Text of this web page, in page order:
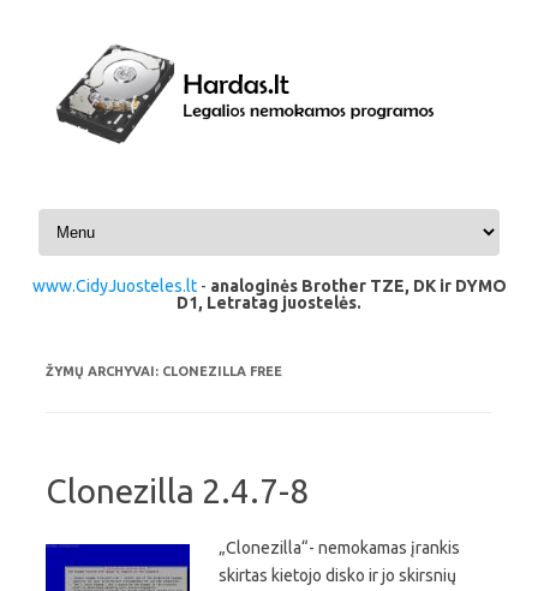
Pereiti prie turinio
www.CidyJuosteles.lt- analoginės Brother TZE, DK ir DYMO
D1, Letratag juostelės.
ŽYMŲ ARCHYVAI: CLONEZILLA FREE
Clonezilla 2.4.7-8
„Clonezilla“- nemokamas įrankis
skirtas kietojo disko ir jo skirsnių